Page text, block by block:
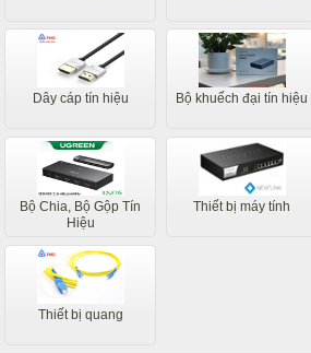
Dây cáp tín hiệu Bộ khuếch đại tín hiệu
Bộ Chia, Bộ Gộp Tín
Hiệu
Thiết bị máy tính
Thiết bị quang